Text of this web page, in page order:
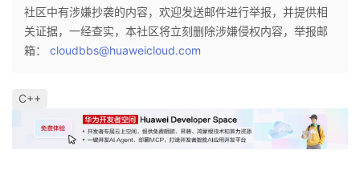
证
实
的
藏
持
建
社区中有涉嫌抄袭的内容，欢迎发送邮件进行举报，并提供相
关证据，一经查实，本社区将立刻删除涉嫌侵权内容，举报邮
箱： cloudbbs@huaweicloud.com
C++